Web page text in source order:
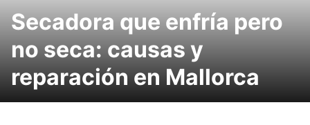
Secadora que enfría pero
no seca: causas y
reparación en Mallorca